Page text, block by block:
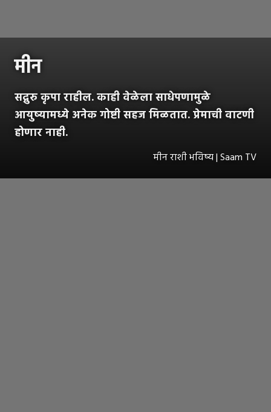
मीन
सद्गुरु कृपा राहील. काही वेळेला साधेपणामुळे
आयुष्यामध्ये अनेक गोष्टी सहज मिळतात. प्रेमाची वाटणी
होणार नाही.
मीन राशी भविष्य | Saam TV